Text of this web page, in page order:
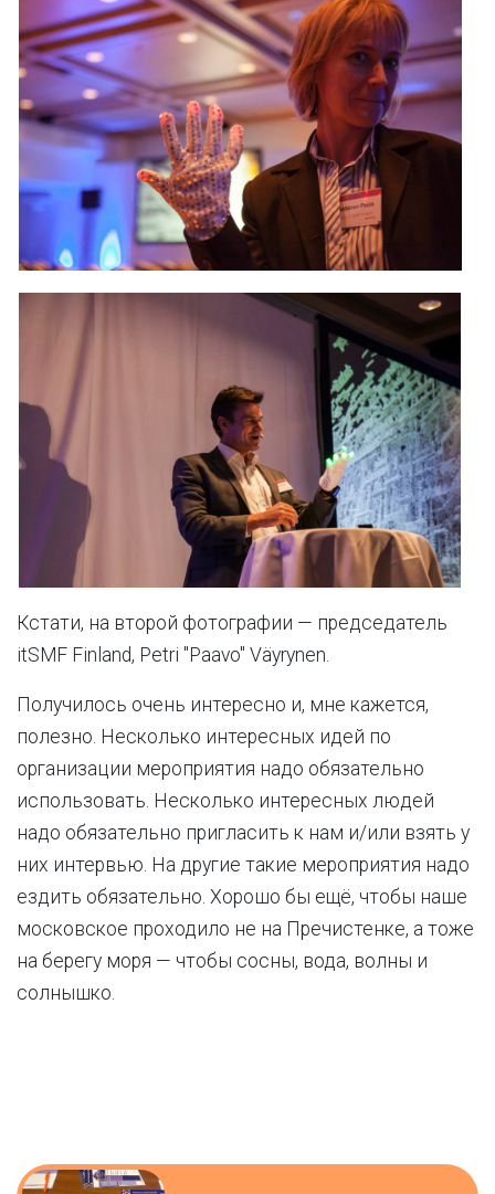
Кстати, на второй фотографии — председатель
itSMF Finland, Petri "Paavo" Väyrynen.
Получилось очень интересно и, мне кажется,
полезно. Несколько интересных идей по
организации мероприятия надо обязательно
использовать. Несколько интересных людей
надо обязательно пригласить к нам и/или взять у
них интервью. На другие такие мероприятия надо
ездить обязательно. Хорошо бы ещё, чтобы наше
московское проходило не на Пречистенке, а тоже
на берегу моря — чтобы сосны, вода, волны и
солнышко.